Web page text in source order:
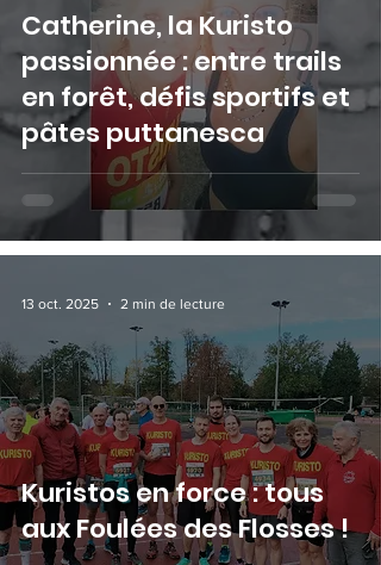
Catherine, la Kuristo
passionnée : entre trails
en forêt, défis sportifs et
pâtes puttanesca
Kuristos en force : tous
aux Foulées des Flosses !
13 oct. 2025 2 min de lecture